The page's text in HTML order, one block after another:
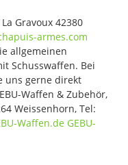
Gravoux 42380
armes.com
allgemeinen
Schusswaffen. Bei
uns gerne direkt
Waffen & Zubehör,
Weissenhorn, Tel:
Waffen.de GEBU-